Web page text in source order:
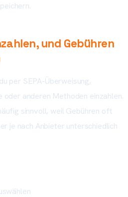
und Gebühren
per SEPA-Überweisung,
anderen Methoden einzahlen.
sinnvoll, weil Gebühren oft
je nach Anbieter unterschiedlich